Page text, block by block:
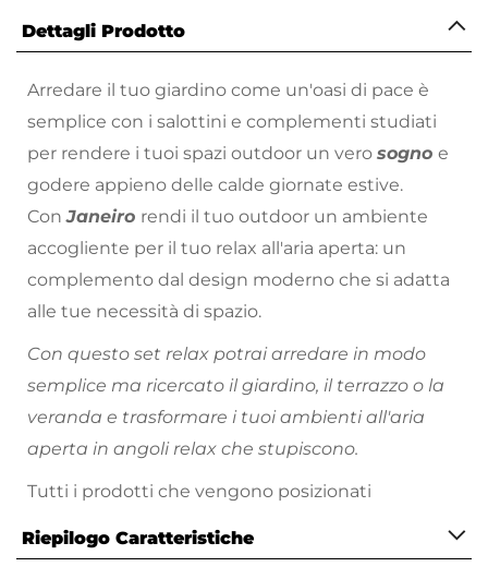
Dettagli Prodotto
Arredare il tuo giardino come un'oasi di pace è
semplice con i salottini e complementi studiati
per rendere i tuoi spazi outdoor un vero sogno e
godere appieno delle calde giornate estive.
ConJaneiro rendi il tuo outdoor un ambiente
accogliente per il tuo relax all'aria aperta: un
complemento dal design moderno che si adatta
alle tue necessità di spazio.
Con questo set relax potrai arredare in modo
semplice ma ricercato il giardino, il terrazzo o la
veranda e trasformare i tuoi ambienti all'aria
aperta in angoli relax che stupiscono.
Tutti i prodotti che vengono posizionati
Proteggi semprei tuoi arredi da esterno nei
Riepilogo Caratteristiche